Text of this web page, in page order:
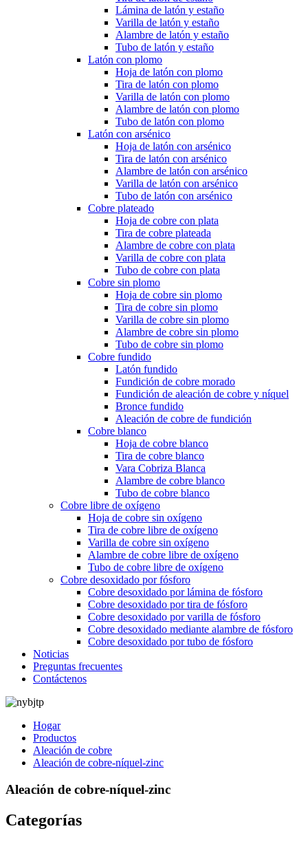
Lámina de latón y estaño
Varilla de latón y estaño
Alambre de latón y estaño
Tubo de latón y estaño
Latón con plomo
Hoja de latón con plomo
Tira de latón con plomo
Varilla de latón con plomo
Alambre de latón con plomo
Tubo de latón con plomo
Latón con arsénico
Hoja de latón con arsénico
Tira de latón con arsénico
Alambre de latón con arsénico
Varilla de latón con arsénico
Tubo de latón con arsénico
Cobre plateado
Hoja de cobre con plata
Tira de cobre plateada
Alambre de cobre con plata
Varilla de cobre con plata
Tubo de cobre con plata
Cobre sin plomo
Hoja de cobre sin plomo
Tira de cobre sin plomo
Varilla de cobre sin plomo
Alambre de cobre sin plomo
Tubo de cobre sin plomo
Cobre fundido
Latón fundido
Fundición de cobre morado
Fundición de aleación de cobre y níquel
Bronce fundido
Aleación de cobre de fundición
Cobre blanco
Hoja de cobre blanco
Tira de cobre blanco
Vara Cobriza Blanca
Alambre de cobre blanco
Tubo de cobre blanco
Cobre libre de oxígeno
Hoja de cobre sin oxígeno
Tira de cobre libre de oxígeno
Varilla de cobre sin oxígeno
Alambre de cobre libre de oxígeno
Tubo de cobre libre de oxígeno
Cobre desoxidado por fósforo
Cobre desoxidado por lámina de fósforo
Cobre desoxidado por tira de fósforo
Cobre desoxidado por varilla de fósforo
Cobre desoxidado mediante alambre de fósforo
Cobre desoxidado por tubo de fósforo
Noticias
Preguntas frecuentes
Contáctenos
Hogar
Productos
Aleación de cobre
Aleación de cobre-níquel-zinc
Aleación de cobre-níquel-zinc
Categorías